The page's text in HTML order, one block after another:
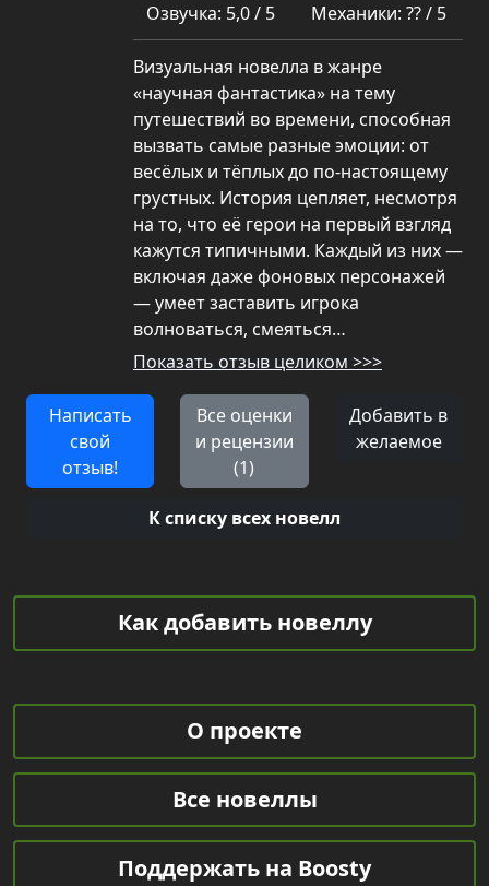
Озвучка: 5,0 / 5
Механики: ?? / 5
Визуальная новелла в жанре
«научная фантастика» на тему
путешествий во времени, способная
вызвать самые разные эмоции: от
весёлых и тёплых до по-настоящему
грустных. История цепляет, несмотря
на то, что её герои на первый взгляд
кажутся типичными. Каждый из них —
включая даже фоновых персонажей
— умеет заставить игрока
волноваться, смеяться…
Показать отзыв целиком >>>
Написать
свой
отзыв!
Все оценки
и рецензии
(1)
Добавить в
желаемое
К списку всех новелл
Как добавить новеллу
О проекте
Все новеллы
Поддержать на Boosty